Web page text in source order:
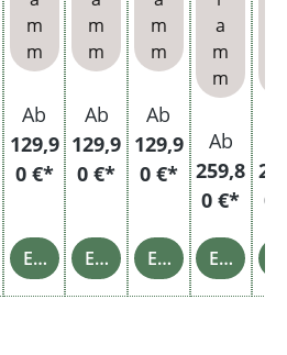
hülse
n und
Asch
enbe
cher
m
m
Ab
129,9
0 €*
Einzelheiten
hülse
n und
Stofft
asche
m
m
Ab
129,9
0 €*
Einzelheiten
Xtra
Hülse
n
m
m
Ab
129,9
0 €*
Einzelheiten
Xtra
Hülse
n
a
m
m
Ab
259,8
0 €*
Einzelheiten
0